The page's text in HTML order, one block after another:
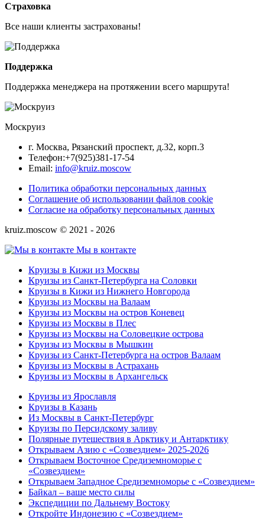
Страховка
Все наши клиенты застрахованы!
Поддержка
Поддержка менеджера на протяжении всего маршрута!
Москруиз
г. Москва, Рязанский проспект, д.32, корп.3
Телефон:+7(925)381-17-54
Email: info@kruiz.moscow
Политика обработки персональных данных
Соглашение об использовании файлов cookie
Согласие на обработку персональных данных
kruiz.moscow © 2021 - 2026
Мы в контакте
Круизы в Кижи из Москвы
Круизы из Санкт-Петербурга на Соловки
Круизы в Кижи из Нижнего Новгорода
Круизы из Москвы на Валаам
Круизы из Москвы на остров Коневец
Круизы из Москвы в Плес
Круизы из Москвы на Соловецкие острова
Круизы из Москвы в Мышкин
Круизы из Санкт-Петербурга на остров Валаам
Круизы из Москвы в Астрахань
Круизы из Москвы в Архангельск
Круизы из Ярославля
Круизы в Казань
Из Москвы в Санкт-Петербург
Круизы по Персидскому заливу
Полярные путешествия в Арктику и Антарктику
Открываем Азию с «Созвездием» 2025-2026
Открываем Восточное Средиземноморье с
«Созвездием»
Открываем Западное Средиземноморье с «Созвездием»
Байкал – ваше место силы
Экспедиции по Дальнему Востоку
Откройте Индонезию с «Созвездием»